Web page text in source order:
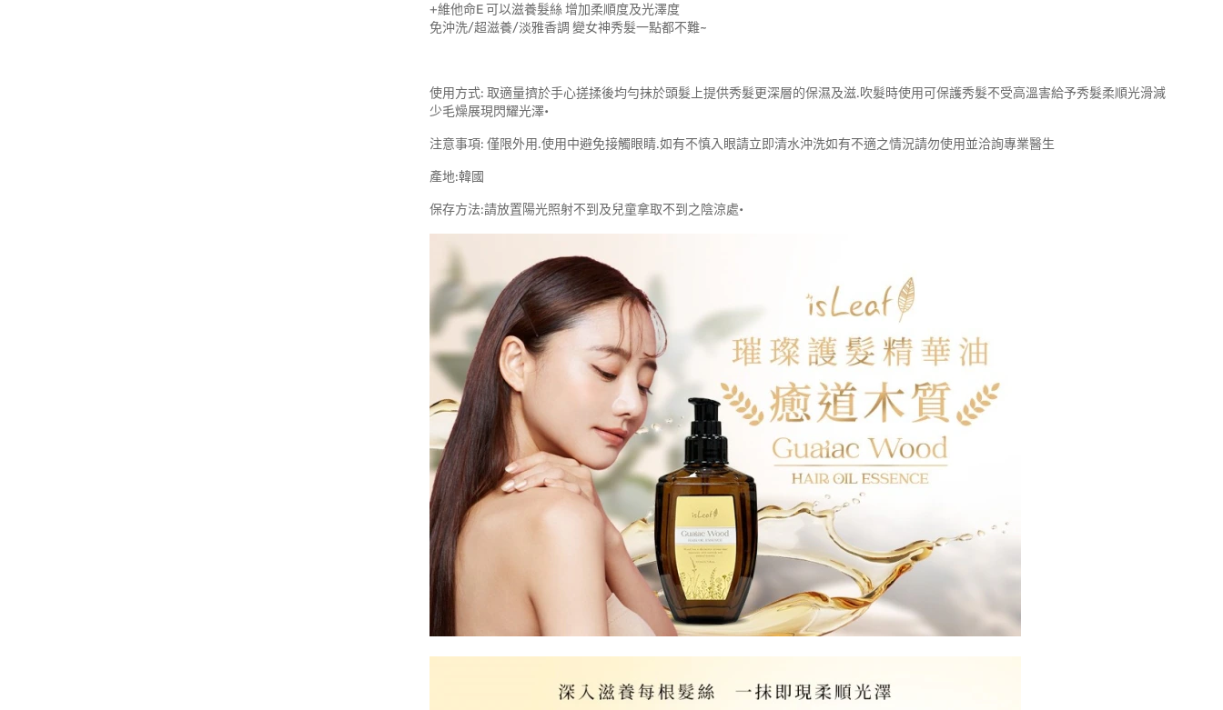
+維他命E 可以滋養髮絲 增加柔順度及光澤度
免沖洗/超滋養/淡雅香調 變女神秀髮一點都不難~
使用方式: 取適量擠於手心搓揉後均勻抹於頭髮上提供秀髮更深層的保濕及滋.吹髮時使用可保護秀髮不受高溫害給予秀髮柔順光滑減
少毛燥展現閃耀光澤•
注意事項: 僅限外用.使用中避免接觸眼睛.如有不慎入眼請立即清水沖洗如有不適之情況請勿使用並洽詢專業醫生
產地:韓國
保存方法:請放置陽光照射不到及兒童拿取不到之陰涼處•